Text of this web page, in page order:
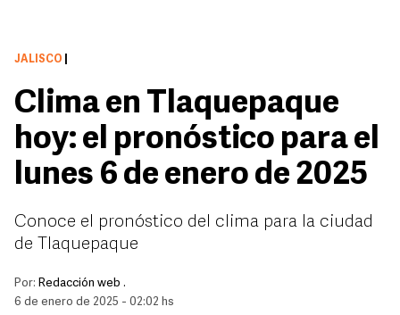
JALISCO
Clima en Tlaquepaque
hoy: el pronóstico para el
lunes 6 de enero de 2025
Conoce el pronóstico del clima para la ciudad
de Tlaquepaque
Por: Redacción web .
6 de enero de 2025 - 02:02 hs